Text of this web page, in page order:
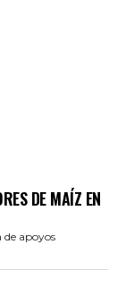
DE MAÍZ EN
de apoyos